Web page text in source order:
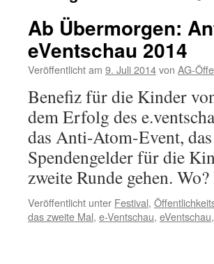
Ab Übermorgen:
eVentschau 2014
Veröffentlicht am 9. Juli 2014von AG-
Benefiz für die Kinder
dem Erfolg des
das Anti-Atom-Event,
Spendengelder für die
zweite Runde gehen.
Veröffentlicht unter Festival,
das zweite Mal, e-Ventschau, eVentschau,